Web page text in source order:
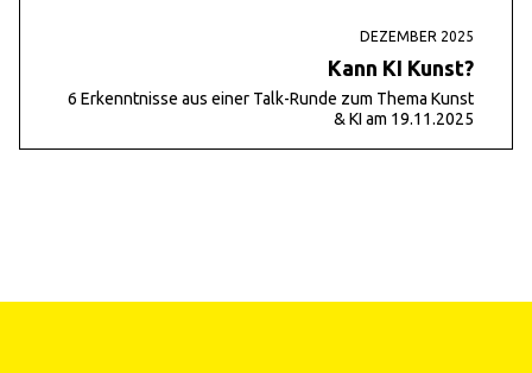
DEZEMBER 2025
Kann KI Kunst?
6 Erkenntnisse aus einer Talk-Runde zum Thema Kunst
& KI am 19.11.2025